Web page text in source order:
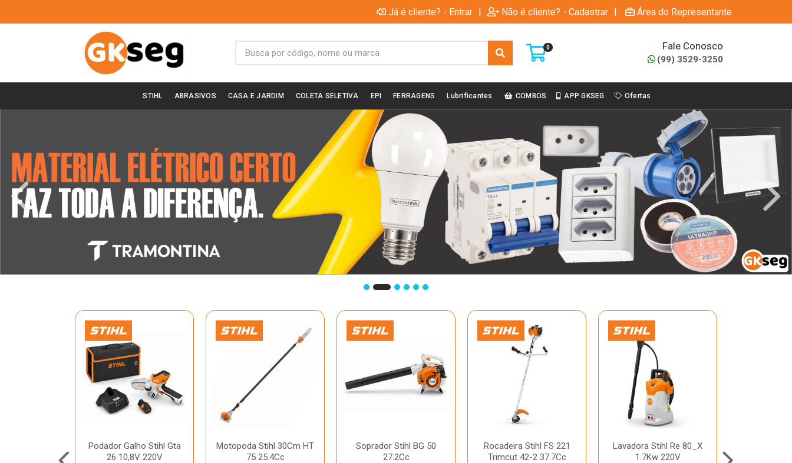
Já é cliente? - Entrar | Não é cliente? - Cadastrar | Área do Representante
0 Fale Conosco
(99) 3529-3250
STIHL ABRASIVOS CASA E JARDIM COLETA SELETIVA EPI FERRAGENS Lubrificantes COMBOS APP GKSEG Ofertas
Podador Galho Stihl Gta
26 10,8V 220V
Motopoda Stihl 30Cm HT
75 25.4Cc
Soprador Stihl BG 50
27.2Cc
Rocadeira Stihl FS 221
Trimcut 42-2 37.7Cc
Lavadora Stihl Re 80_X
1.7Kw 220V